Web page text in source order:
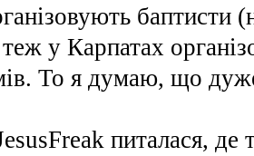
баптисти
у Карпатах
То я думаю, що
питалася, де